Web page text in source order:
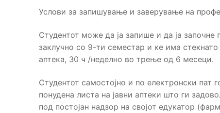
Услови за запишување и заверување на
Студентот може да ја запише и да ја
заклучно со 9-ти семестар и ке има
аптека, 30 ч /неделно во трење од 6 месеци.
Студентот самостојно и по електронски пат
понудена листа на јавни аптеки што ги
под постојан надзор на својот едукатор